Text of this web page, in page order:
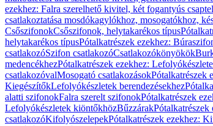
ezekhez: Falra szerelhető kivitel, két fogantyús
csatlakoztatása mosdókagylókhoz, mosogatókhoz,
CsőszifonokCsőszifonok, helytakarékos típus
helytakarékos típusPótalkatrészek ezekhez:
csatlakozóSzifon csatlakozóCsatlakozókönyökök
medencékhezPótalkatrészek ezekhez:
csatlakozóvalMosogató csatlakozásokPótalkatrészek
KiegészítőkLefolyókészletek berendezésekhez
alatti szifonokFalra szerelt szifonokPótalkatrészek
Lefolyókészletek kiöntőkhözBűzzárakPótalkatrészek
csatlakozóKifolyószelepekPótalkatrészek ezekhez: